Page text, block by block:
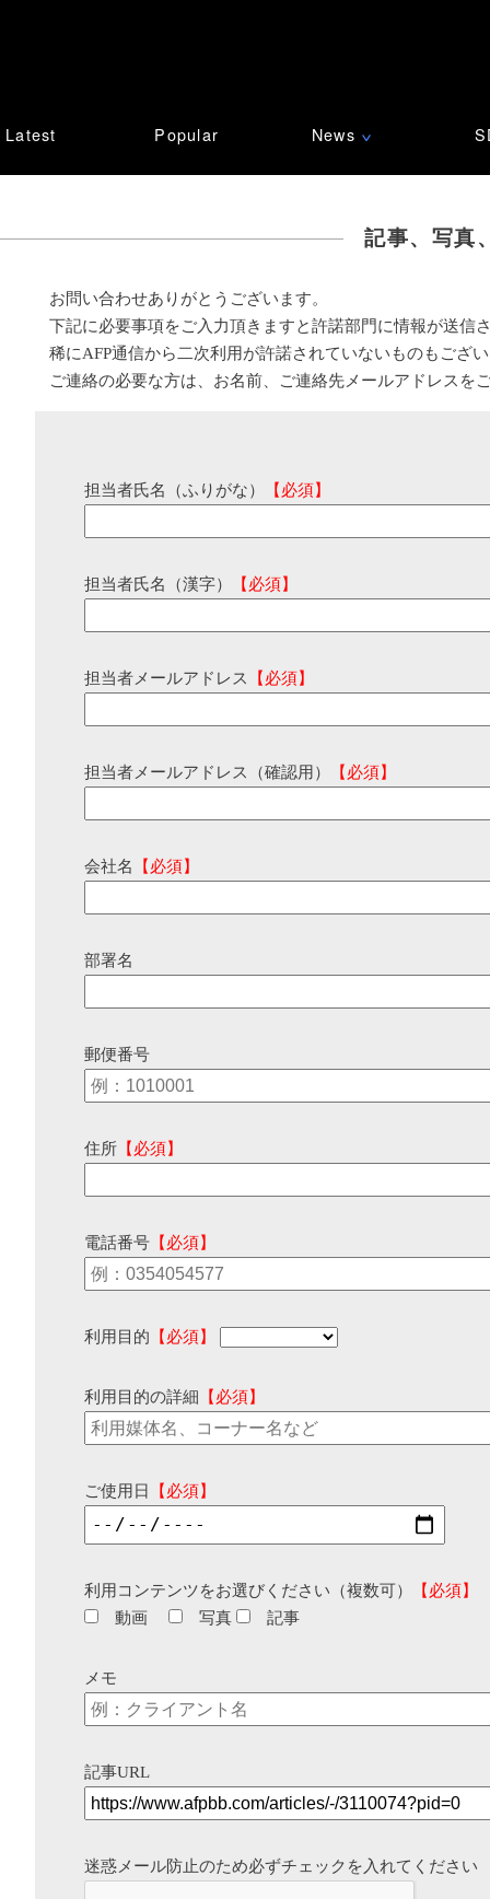
Latest Popular News ∨
記事、写真
お問い合わせありがとうございます。
下記に必要事項をご入力頂きますと許諾部門に情報が送信
稀にAFP通信から二次利用が許諾されていないものもござ
ご連絡の必要な方は、お名前、ご連絡先メールアドレスを
担当者氏名（ふりがな） 【必須】
担当者氏名（漢字） 【必須】
担当者メールアドレス 【必須】
担当者メールアドレス（確認用） 【必須】
会社名 【必須】
部署名
郵便番号
住所 【必須】
電話番号 【必須】
利用目的 【必須】
利用目的の詳細 【必須】
ご使用日 【必須】
利用コンテンツをお選びください（複数可）
【必須】
動画
写真 記事
メモ
記事URL
迷惑メール防止のため必ずチェックを入れてください